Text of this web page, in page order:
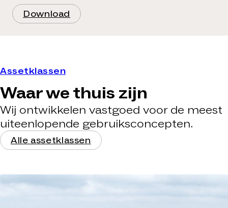
Download
Assetklassen
Waar we thuis zijn
Wij ontwikkelen vastgoed voor de meest
uiteenlopende gebruiksconcepten.
Alle assetklassen